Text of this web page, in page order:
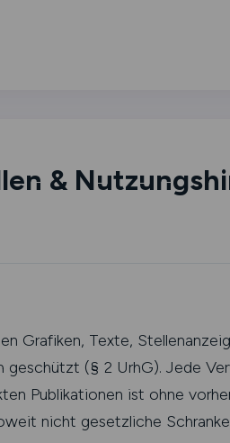
&
Grafiken, Texte,
(§ 2 UrhG). Jede
Publikationen ist ohne
nicht gesetzliche